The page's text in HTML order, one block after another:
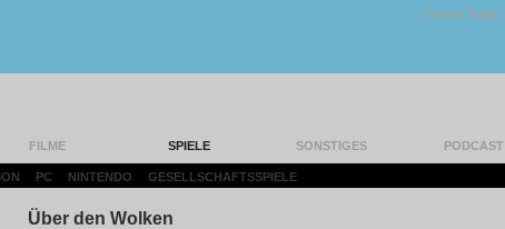
Unser Team |
FILME SPIELE SONSTIGES PODCAST
PC NINTENDO GESELLSCHAFTSSPIELE
Über den Wolken